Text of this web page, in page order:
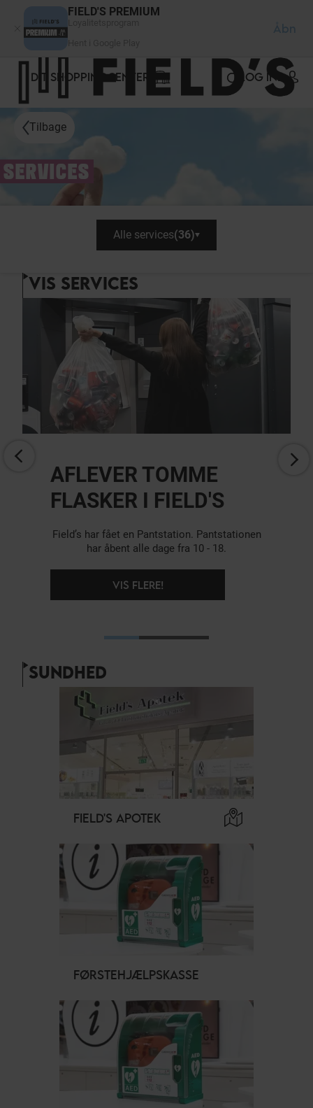
FIELD'S PREMIUM
Åbn
DIT SHOPPINGCENTER LOG IND
Tilbage
SERVICES
Alle services(36)
VIS SERVICES
AFLEVER TOMME
FLASKER I FIELD'S
Field’s har fået en Pantstation. Pantstationen
har åbent alle dage fra 10 - 18.
VIS FLERE!
SUNDHED
FIELD'S APOTEK
FØRSTEHJÆLPSKASSE
CCookie-styringspanel